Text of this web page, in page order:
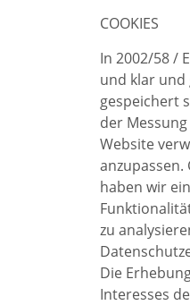
COOKIES
In 2002/58 /
und klar und
gespeichert
der
Website
haben wir
zu
Die
Interesses